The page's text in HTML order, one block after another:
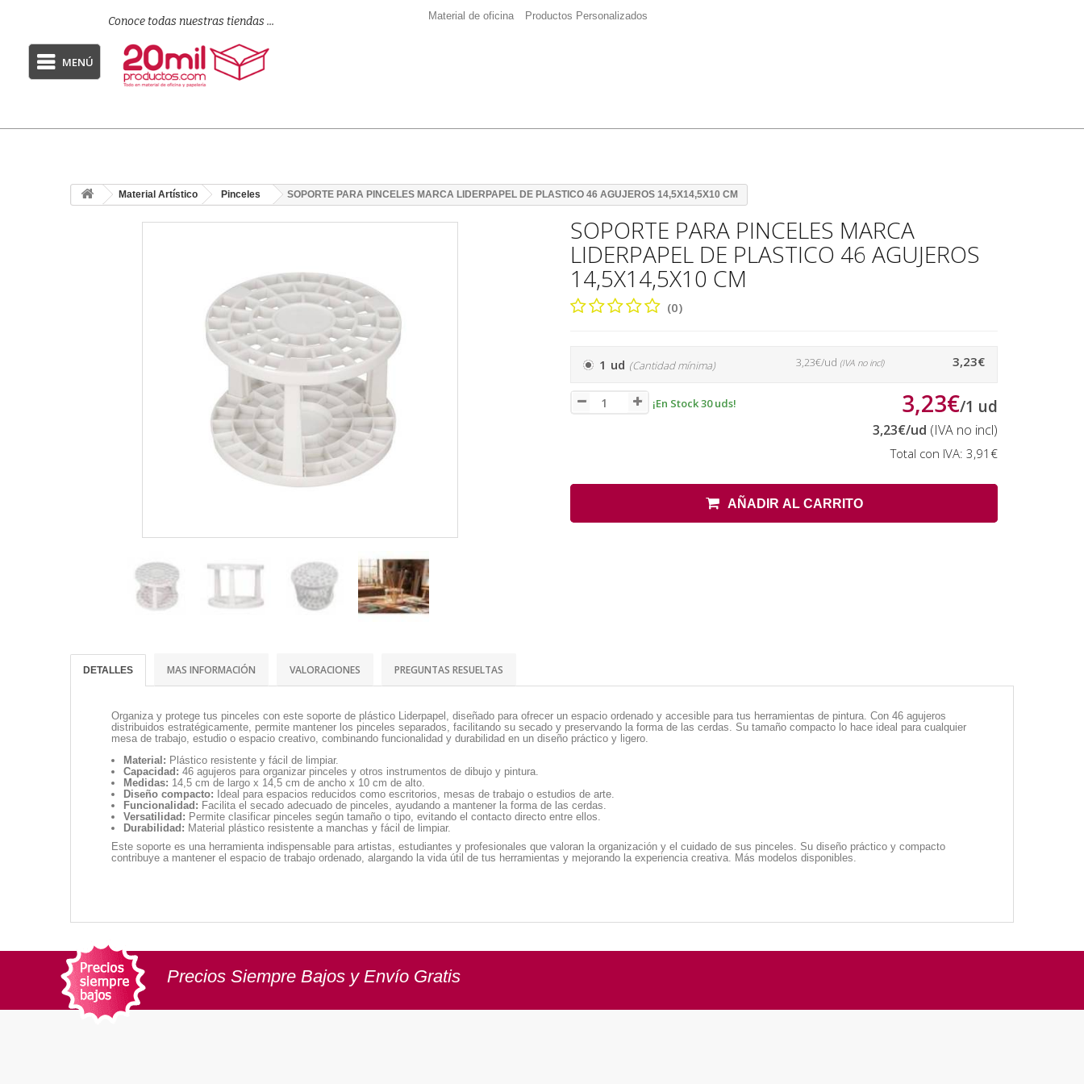
Conoce todas nuestras tiendas ... Material de oficina Productos Personalizados
MENÚ
Material Artístico Pinceles SOPORTE PARA PINCELES MARCA LIDERPAPEL DE PLASTICO 46 AGUJEROS 14,5X14,5X10 CM
SOPORTE PARA PINCELES MARCA
LIDERPAPEL DE PLASTICO 46 AGUJEROS
14,5X14,5X10 CM
(0)
1 ud (Cantidad mínima) 3,23€
3,23€/ud (IVA no incl)
¡En Stock 30 uds! 3,23€/1 ud
3,23€/ud (IVA no incl)
Total con IVA: 3,91€
AÑADIR AL CARRITO
DETALLES MAS INFORMACIÓN VALORACIONES PREGUNTAS RESUELTAS
Organiza y protege tus pinceles con este soporte de plástico Liderpapel, diseñado para ofrecer un espacio ordenado y accesible para tus herramientas de pintura. Con 46 agujeros
distribuidos estratégicamente, permite mantener los pinceles separados, facilitando su secado y preservando la forma de las cerdas. Su tamaño compacto lo hace ideal para cualquier
mesa de trabajo, estudio o espacio creativo, combinando funcionalidad y durabilidad en un diseño práctico y ligero.
Material: Plástico resistente y fácil de limpiar.
Capacidad: 46 agujeros para organizar pinceles y otros instrumentos de dibujo y pintura.
Medidas: 14,5 cm de largo x 14,5 cm de ancho x 10 cm de alto.
Diseño compacto: Ideal para espacios reducidos como escritorios, mesas de trabajo o estudios de arte.
Funcionalidad: Facilita el secado adecuado de pinceles, ayudando a mantener la forma de las cerdas.
Versatilidad: Permite clasificar pinceles según tamaño o tipo, evitando el contacto directo entre ellos.
Durabilidad: Material plástico resistente a manchas y fácil de limpiar.
Este soporte es una herramienta indispensable para artistas, estudiantes y profesionales que valoran la organización y el cuidado de sus pinceles. Su diseño práctico y compacto
contribuye a mantener el espacio de trabajo ordenado, alargando la vida útil de tus herramientas y mejorando la experiencia creativa. Más modelos disponibles.
Precios Siempre Bajos y Envío Gratis